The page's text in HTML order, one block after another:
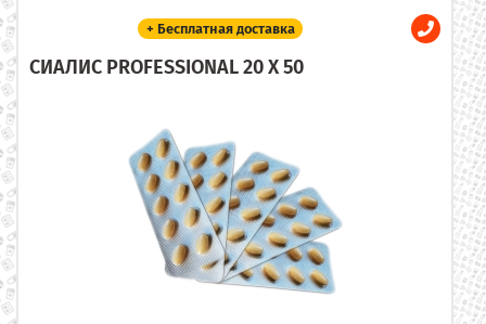
+ Бесплатная доставка
СИАЛИС PROFESSIONAL 20 X 50